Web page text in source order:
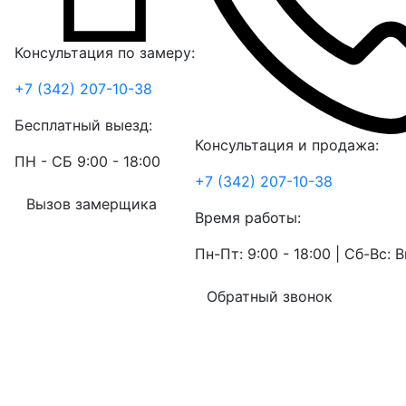
Консультация по замеру:
+7 (342) 207-10-38
Бесплатный выезд:
ПН - СБ 9:00 - 18:00
Вызов замерщика
Консультация и продажа:
+7 (342) 207-10-38
Время работы:
Пн-Пт: 9:00 - 18:00 | Сб-Вс:
Обратный звонок